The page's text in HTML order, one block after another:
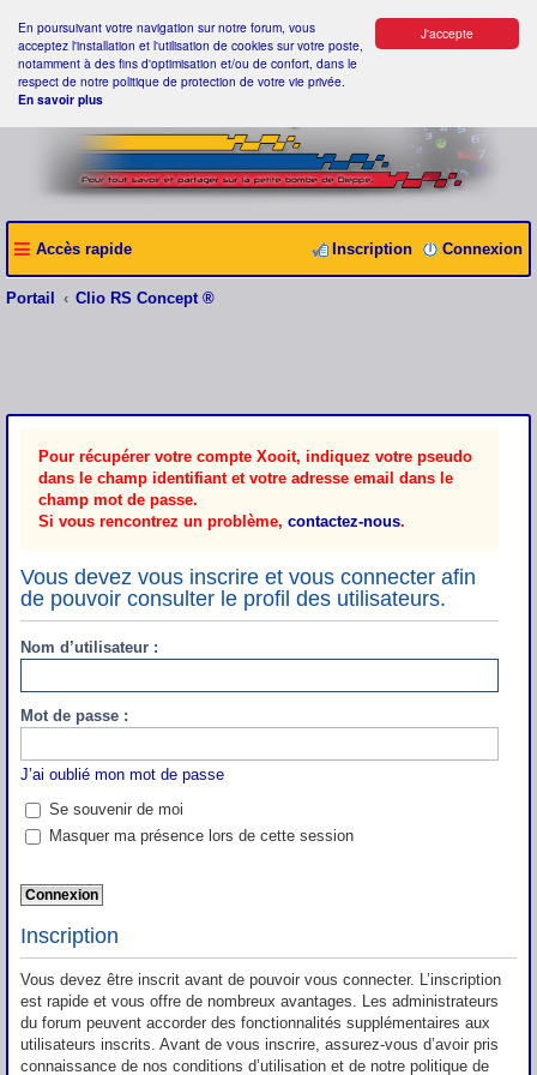
J'accepte
En poursuivant votre navigation sur notre forum, vous
acceptez l'installation et l'utilisation de cookies sur votre poste,
notamment à des fins d'optimisation et/ou de confort, dans le
respect de notre politique de protection de votre vie privée.
En savoir plus
Accès rapide Connexion
Inscription
Portail Clio RS Concept ®
Pour récupérer votre compte Xooit, indiquez votre pseudo
dans le champ identifiant et votre adresse email dans le
champ mot de passe.
Si vous rencontrez un problème, contactez-nous.
Vous devez vous inscrire et vous connecter afin
de pouvoir consulter le profil des utilisateurs.
Nom d’utilisateur :
Mot de passe :
J’ai oublié mon mot de passe
Se souvenir de moi
Masquer ma présence lors de cette session
Inscription
Vous devez être inscrit avant de pouvoir vous connecter. L’inscription
est rapide et vous offre de nombreux avantages. Les administrateurs
du forum peuvent accorder des fonctionnalités supplémentaires aux
utilisateurs inscrits. Avant de vous inscrire, assurez-vous d’avoir pris
connaissance de nos conditions d’utilisation et de notre politique de